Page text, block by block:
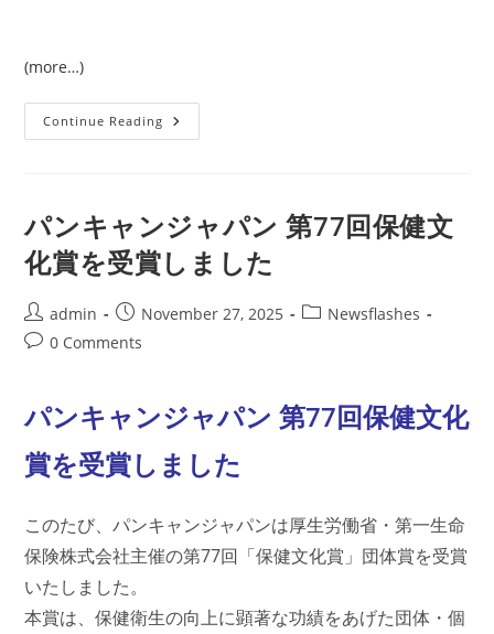
(more…)
Continue Reading PanCAN
Japan
And
Culture
Award
パンキャンジャパン 第77回保健文
化賞を受賞しました
Post
author:
admin
Post
published:
November 27, 2025
PostNewsflashes
Post0 Comments
パンキャンジャパン 第77回保健文化
賞を受賞しました
このたび、パンキャンジャパンは厚生労働省・第一生命
保険株式会社主催の第77回「保健文化賞」団体賞を受賞
いたしました。
本賞は、保健衛生の向上に顕著な功績をあげた団体・個